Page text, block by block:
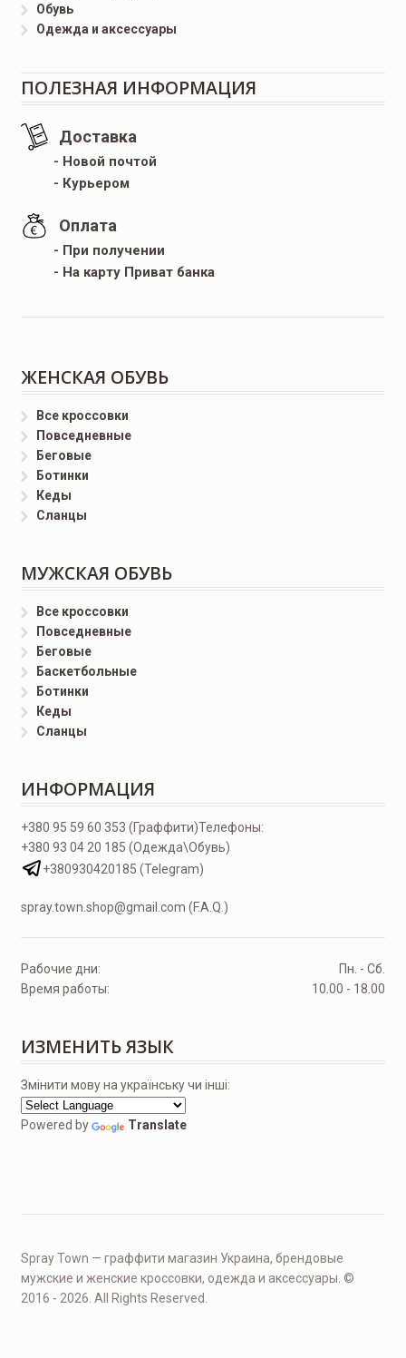
Обувь
Одежда и аксессуары
ПОЛЕЗНАЯ ИНФОРМАЦИЯ
Доставка
- Новой почтой
- Курьером
Оплата
- При получении
- На карту Приват банка
ЖЕНСКАЯ ОБУВЬ
Все кроссовки
Повседневные
Беговые
Ботинки
Кеды
Сланцы
МУЖСКАЯ ОБУВЬ
Все кроссовки
Повседневные
Беговые
Баскетбольные
Ботинки
Кеды
Сланцы
ИНФОРМАЦИЯ
Телефоны:
+380 95 59 60 353 (Граффити)
+380 93 04 20 185 (Одежда\Обувь)
+380930420185 (Telegram)
spray.town.shop@gmail.com (F.A.Q.)
Рабочие дни:
Пн. - Сб.
Время работы:
10.00 - 18.00
ИЗМЕНИТЬ ЯЗЫК
Змінити мову на українську чи інші:
Powered by Translate
Spray Town — граффити магазин Украина, брендовые
мужские и женские кроссовки, одежда и аксессуары. ©
2016 - 2026. All Rights Reserved.